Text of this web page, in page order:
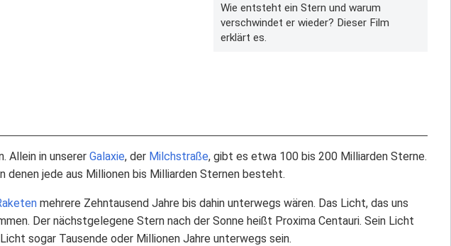
Wie entsteht ein Stern und warum
verschwindet er wieder? Dieser Film
erklärt es.
Allein in unserer Galaxie, der Milchstraße, gibt es etwa 100 bis 200 Milliarden Sterne.
denen jede aus Millionen bis Milliarden Sternen besteht.
mehrere Zehntausend Jahre bis dahin unterwegs wären. Das Licht, das uns
Der nächstgelegene Stern nach der Sonne heißt Proxima Centauri. Sein Licht
sogar Tausende oder Millionen Jahre unterwegs sein.